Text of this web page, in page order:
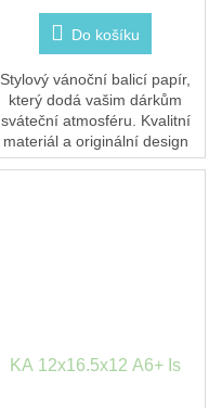
Do košíku
Stylový vánoční balicí papír,
který dodá vašim dárkům
sváteční atmosféru. Kvalitní
materiál a originální design
zajistí, že každý dárek pod
KA 12x16.5x12 A6+ Is